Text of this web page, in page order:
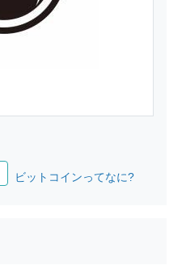
ビットコインってなに?